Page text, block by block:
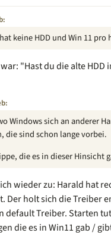
keine HDD und Win 11 pro
war: "Hast du die alte
Windows sich an anderer
die sind schon lange vorbei.
die es in dieser Hinsicht
wieder zu: Harald hat
Der holt sich die Treiber
default Treiber. Starten
die es in Win11 gab /